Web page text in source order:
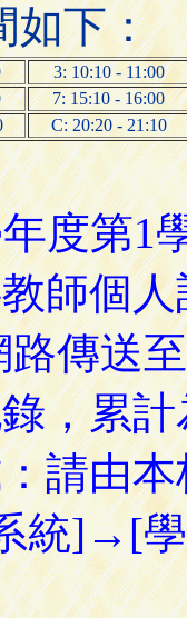
如下：
3: 10:10 - 11:00
7: 15:10 - 16:00
C: 20:20 - 21:10
度第1
師個
傳送
，累
請由
統]→[